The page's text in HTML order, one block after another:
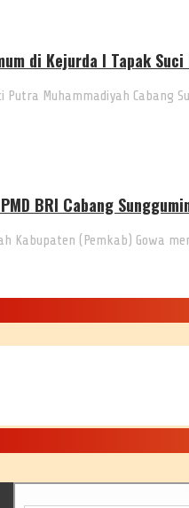
di Kejurda I Tapak Suci
Putra Muhammadiyah
BRI Cabang
Kabupaten (Pemkab) Gowa